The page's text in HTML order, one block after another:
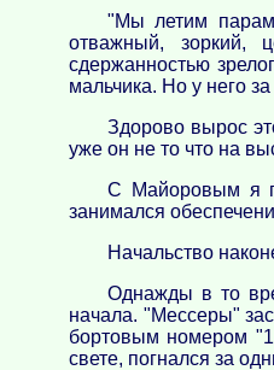
"Мы летим
отважный, зоркий,
сдержанностью
мальчика. Но у него
Здорово вырос
уже он не то что на
С Майоровым я
занимался
Начальство
Однажды в то
начала. "Мессеры"
бортовым номером
свете, погнался за